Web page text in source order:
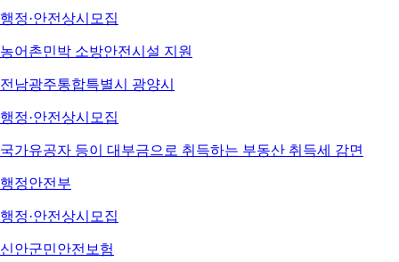
행정·안전상시모집
농어촌민박 소방안전시설 지원
전남광주통합특별시 광양시
행정·안전상시모집
국가유공자 등이 대부금으로 취득하는 부동산 취득세 감면
행정안전부
행정·안전상시모집
신안군민안전보험